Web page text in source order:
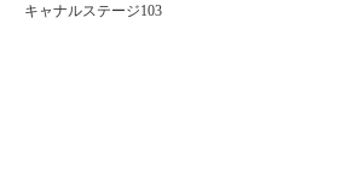
キャナルステージ103